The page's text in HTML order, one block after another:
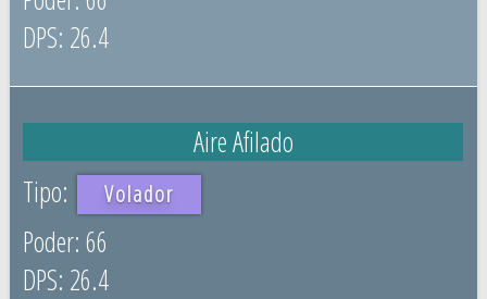
26.4
Aire Afilado
Volador
66
26.4